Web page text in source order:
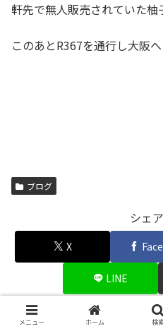
軒先で無人販売されていた柚
このあとR367を通行し大阪へ
ブログ
シェ
X
LINE
メニュー ホーム 検